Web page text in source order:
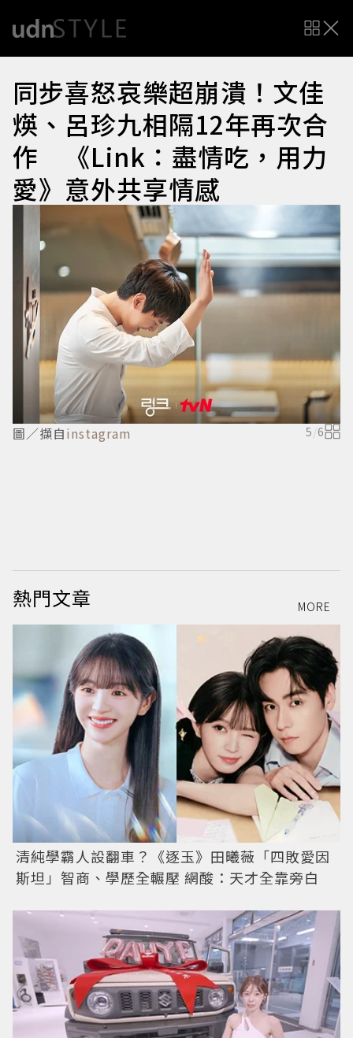
同步喜怒哀樂超崩潰！文佳
煐、呂珍九相隔12年再次合
作 《Link：盡情吃，用力
愛》意外共享情感
圖／擷自instagram 5 /6
熱門文章 MORE
清純學霸人設翻車？《逐玉》田曦薇「四敗愛因
斯坦」智商、學歷全輾壓 網酸：天才全靠旁白